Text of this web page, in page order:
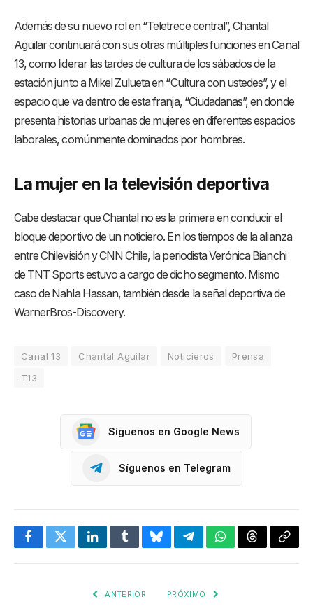
Además de su nuevo rol en “Teletrece central”, Chantal
Aguilar continuará con sus otras múltiples funciones en Canal
13, como liderar las tardes de cultura de los sábados de la
estación junto a Mikel Zulueta en “Cultura con ustedes”, y el
espacio que va dentro de esta franja, “Ciudadanas”, en donde
presenta historias urbanas de mujeres en diferentes espacios
laborales, comúnmente dominados por hombres.
La mujer en la televisión deportiva
Cabe destacar que Chantal no es la primera en conducir el
bloque deportivo de un noticiero. En los tiempos de la alianza
entre Chilevisión y CNN Chile, la periodista Verónica Bianchi
de TNT Sports estuvo a cargo de dicho segmento. Mismo
caso de Nahla Hassan, también desde la señal deportiva de
WarnerBros-Discovery.
Canal 13 Chantal Aguilar Noticieros
Prensa
T13
Síguenos en Google News
Síguenos en Telegram
FacebookTwitterLinkedInTumblrBlueskyTelegramWhatsApp
Threads
ANTERIOR PRÓXIMO